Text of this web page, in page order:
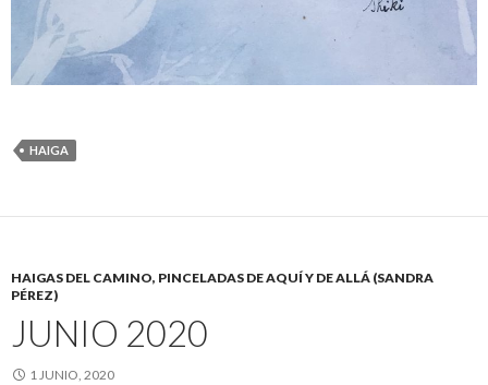
HAIGA
HAIGAS DEL CAMINO, PINCELADAS DE AQUÍ Y DE ALLÁ (SANDRA
PÉREZ)
JUNIO 2020
1 JUNIO, 2020